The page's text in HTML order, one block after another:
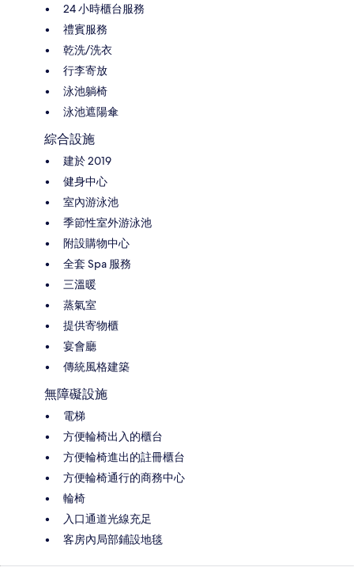
24 小時櫃台服務
禮賓服務
乾洗/洗衣
行李寄放
泳池躺椅
泳池遮陽傘
綜合設施
建於 2019
健身中心
室內游泳池
季節性室外游泳池
附設購物中心
全套 Spa 服務
三溫暖
蒸氣室
提供寄物櫃
宴會廳
傳統風格建築
無障礙設施
電梯
方便輪椅出入的櫃台
方便輪椅進出的註冊櫃台
方便輪椅通行的商務中心
輪椅
入口通道光線充足
客房內局部鋪設地毯